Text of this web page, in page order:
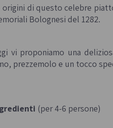
origini di questo celebre
Bolognesi del 1282.
vi proponiamo una
prezzemolo e un tocco
(per 4-6 persone)